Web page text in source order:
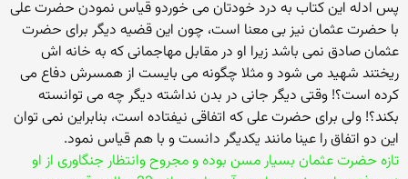
پس ادله این کتاب به درد خودتان می خوردو قیاس نمودن حضرت علی
با حضرت عثمان نیز بی معنا است، چون این قضیه دیگر برای حضرت
عثمان صادق نمی باشد زیرا او در مقابل مهاجمانی که به خانه اش
ریختند شهید می شود و مثلا چگونه می بایست از همسرش دفاع می
کرده است؟! وقتی دیگر جانی در بدن نداشته دیگر چه می توانسته
بکند؟! ولی برای حضرت علی که اتفاقی نیفتاده است، بنابراین نمی توان
این دو اتفاق را عینا مانند یکدیگر دانست و با هم قیاس نمود.
تازه حضرت عثمان بسیار مسن بوده و مجروح وانتظار جنگاوری از او